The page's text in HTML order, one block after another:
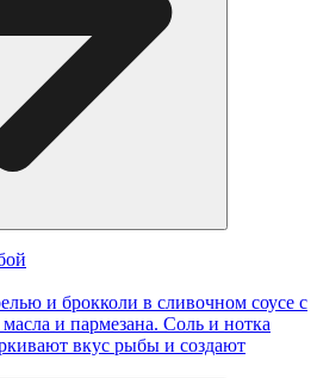
и брокколи в сливочном соусе с
и пармезана. Соль и нотка
вкус рыбы и создают